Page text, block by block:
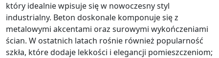
który idealnie wpisuje się w nowoczesny styl
industrialny. Beton doskonale komponuje się z
metalowymi akcentami oraz surowymi wykończeniami
ścian. W ostatnich latach rośnie również popularność
szkła, które dodaje lekkości i elegancji pomieszczeniom;